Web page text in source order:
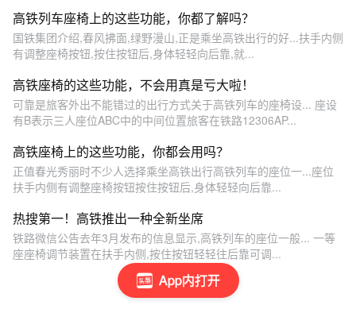
App内打开
高铁列车座椅上的这些功能，你都了解吗？
国铁集团介绍,春风拂面,绿野漫山,正是乘坐高铁出行的好...扶手内侧
有调整座椅按钮,按住按钮后,身体轻轻向后靠,就...
高铁座椅的这些功能，不会用真是亏大啦！
可靠是旅客外出不能错过的出行方式关于高铁列车的座椅设... 座设
有B表示三人座位ABC中的中间位置旅客在铁路12306AP...
高铁座椅上的这些功能，你都会用吗？
正值春光秀丽时不少人选择乘坐高铁出行高铁列车的座位一...座位
扶手内侧有调整座椅按钮按住按钮后,身体轻轻向后靠...
热搜第一！高铁推出一种全新坐席
铁路微信公告去年3月发布的信息显示,高铁列车的座位一般... 一等
座座椅调节装置在扶手内侧,按住按钮轻轻往后靠可调...